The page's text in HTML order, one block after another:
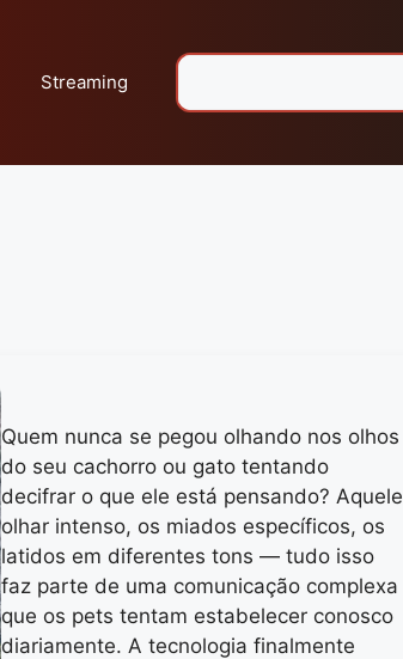
Streaming
Quem nunca se pegou olhando nos olhos
do seu cachorro ou gato tentando
decifrar o que ele está pensando? Aquele
olhar intenso, os miados específicos, os
latidos em diferentes tons — tudo isso
faz parte de uma comunicação complexa
que os pets tentam estabelecer conosco
diariamente. A tecnologia finalmente